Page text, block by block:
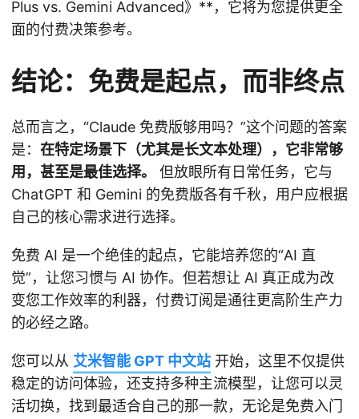
Plus vs. Gemini Advanced》**，它将为您提供更全
面的付费决策参考。
结论：免费是起点，而非终点
总而言之，“Claude 免费版够用吗？”这个问题的答案
是： 在特定场景下（尤其是长文本处理），它非常够
用，甚至是最佳选择。
但放眼所有日常任务，它与
ChatGPT 和 Gemini 的免费版各有千秋，用户应根据
自己的核心需求进行选择。
免费 AI 是一个绝佳的起点，它能培养您的“AI 直
觉”，让您习惯与 AI 协作。但若想让 AI 真正成为改
变您工作效率的利器，付费订阅是通往更高阶生产力
的必经之路。
您可以从 艾米智能 GPT 中文站 开始，这里不仅提供
稳定的访问体验，还支持多种主流模型，让您可以灵
活切换，找到最适合自己的那一款，无论是免费入门